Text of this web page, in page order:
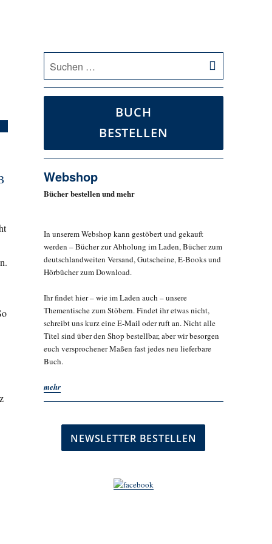
nach:
BUCH
BESTELLEN
Webshop
Bücher bestellen und mehr
In unserem Webshop kann gestöbert und gekauft
werden – Bücher zur Abholung im Laden, Bücher zum
deutschlandweiten Versand, Gutscheine, E-Books und
Hörbücher zum Download.
Ihr findet hier – wie im Laden auch – unsere
Thementische zum Stöbern. Findet ihr etwas nicht,
schreibt uns kurz eine E-Mail oder ruft an. Nicht alle
Titel sind über den Shop bestellbar, aber wir besorgen
euch versprochener Maßen fast jedes neu lieferbare
Buch.
mehr